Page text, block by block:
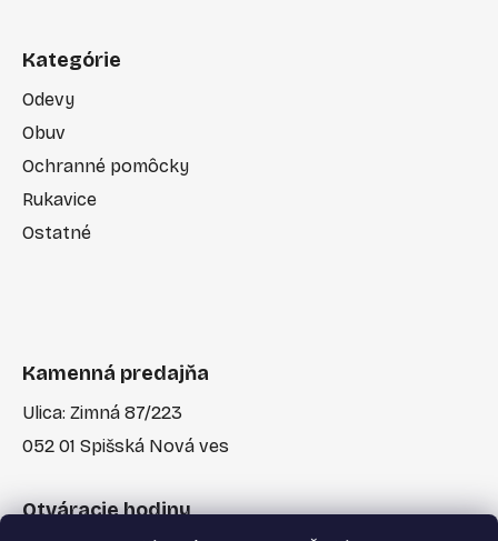
Kategórie
Odevy
Obuv
Ochranné pomôcky
Rukavice
Ostatné
Kamenná predajňa
Ulica: Zimná 87/223
052 01 Spišská Nová ves
Otváracie hodiny